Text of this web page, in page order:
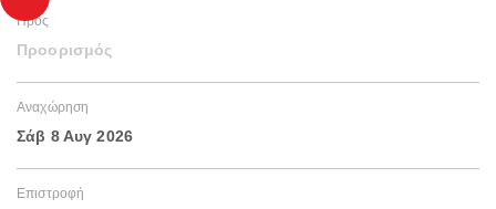
Προς
Προορισμός
Αναχώρηση
Σάβ 8 Αυγ 2026
Επιστροφή